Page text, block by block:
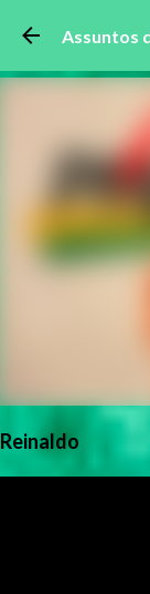
Assuntos
Reinaldo